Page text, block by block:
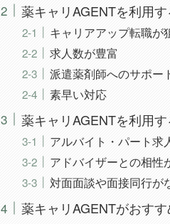
薬キャリAGENTを利用す
キャリアアップ転職が
求人数が豊富
派遣薬剤師へのサポー
素早い対応
薬キャリAGENTを利用
アルバイト・パート求
アドバイザーとの相性
対面面談や面接同行が
薬キャリAGENTがおす